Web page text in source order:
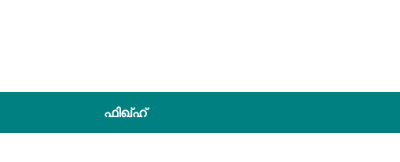
ഫിഖ്ഹ്